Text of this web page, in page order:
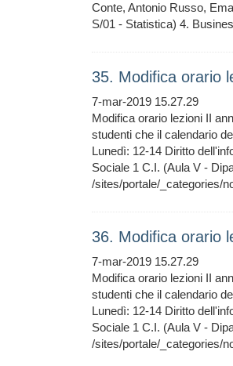
Conte, Antonio Russo,
S/01 - Statistica) 4.
35. Modifica orario
7-mar-2019 15.27.29
Modifica orario lezioni II
studenti che il calendario
Lunedì: 12-14 Diritto
Sociale 1 C.I. (Aula V -
/sites/portale/_categories/
36. Modifica orario
7-mar-2019 15.27.29
Modifica orario lezioni II
studenti che il calendario
Lunedì: 12-14 Diritto
Sociale 1 C.I. (Aula V -
/sites/portale/_categories/